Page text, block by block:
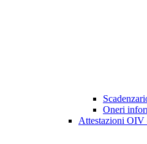
Oneri
Attestazioni OIV